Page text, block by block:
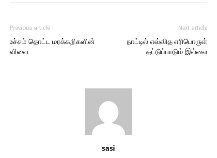
Previous article
உச்சம் தொட்ட மரக்கறிகளின்
விலை.
Next article
நாட்டில் எவ்வித எரிபொருள்
தட்டுப்பாடும் இல்லை
sasi